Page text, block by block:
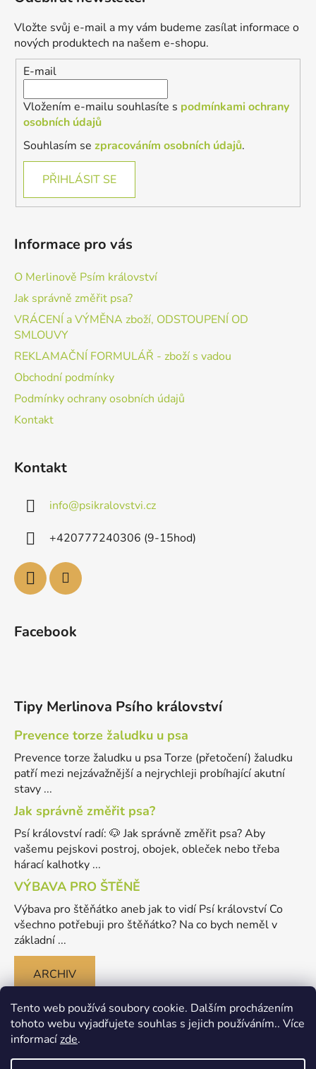
Tento web používá soubory cookie. Dalším procházením
tohoto webu vyjadřujete souhlas s jejich používáním.. Více
informacízde.
Vložte svůj e-mail a my vám budeme zasílat informace o
nových produktech na našem e-shopu.
E-mail
Vložením e-mailu souhlasíte s podmínkami ochrany
osobních údajů
Souhlasím se zpracováním osobních údajů.
PŘIHLÁSIT SE
Informace pro vás
O Merlinově Psím království
Jak správně změřit psa?
VRÁCENÍ a VÝMĚNA zboží, ODSTOUPENÍ OD
SMLOUVY
REKLAMAČNÍ FORMULÁŘ - zboží s vadou
Obchodní podmínky
Podmínky ochrany osobních údajů
Kontakt
Kontakt
info@psikralovstvi.cz
+420777240306 (9-15hod)
Facebook
Tipy Merlinova Psího království
Prevence torze žaludku u psa
Prevence torze žaludku u psa Torze (přetočení) žaludku
patří mezi nejzávažnější a nejrychleji probíhající akutní
stavy ...
Jak správně změřit psa?
Psí království radí: 🐶 Jak správně změřit psa? Aby
vašemu pejskovi postroj, obojek, obleček nebo třeba
hárací kalhotky ...
VÝBAVA PRO ŠTĚNĚ
Výbava pro štěňátko aneb jak to vidí Psí království Co
všechno potřebuji pro štěňátko? Na co bych neměl v
základní ...
ARCHIV